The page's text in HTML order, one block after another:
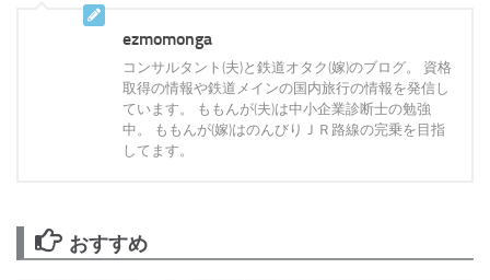
ezmomonga
コンサルタント(夫)と鉄道オタク(嫁)のブログ。 資格
取得の情報や鉄道メインの国内旅行の情報を発信し
ています。 ももんが(夫)は中小企業診断士の勉強
中。 ももんが(嫁)はのんびりＪＲ路線の完乗を目指
してます。
おすすめ